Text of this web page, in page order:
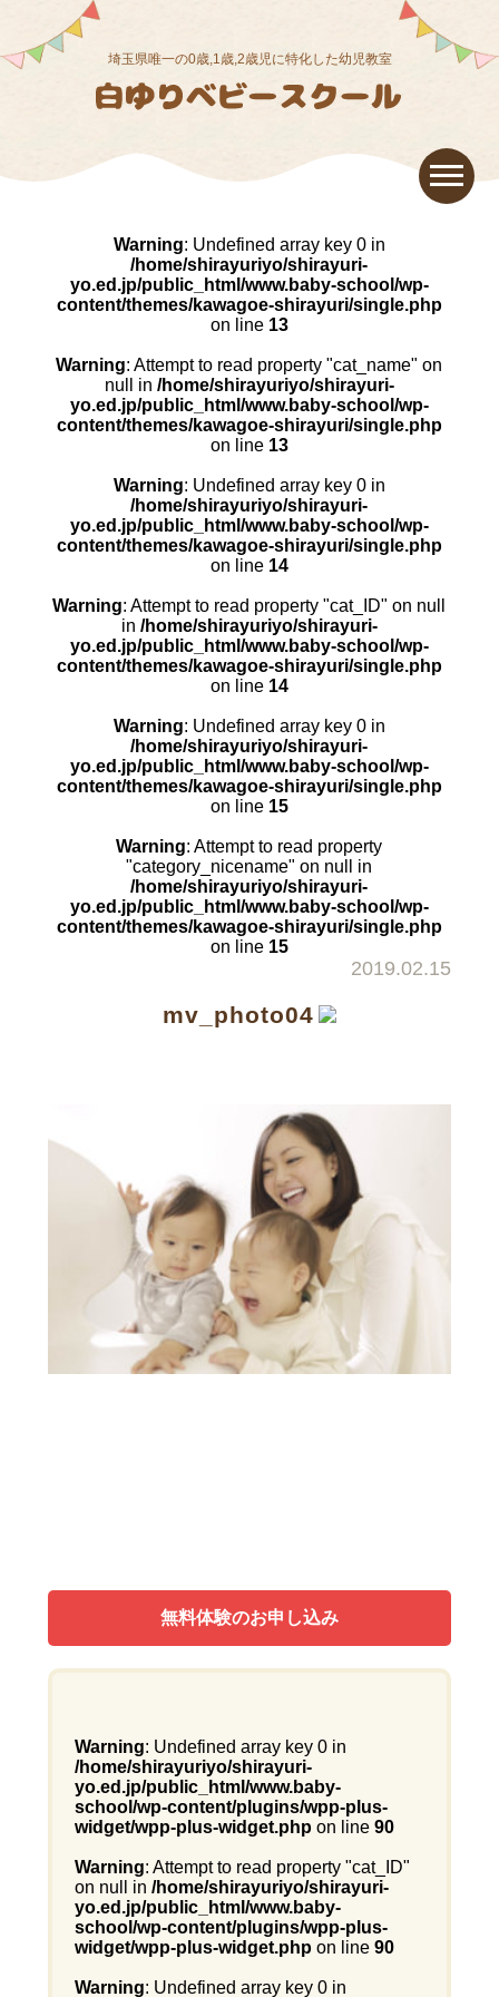
埼玉県唯一の0歳,1歳,2歳児に特化した幼児教室
Warning: Undefined array key 0 in
/home/shirayuriyo/shirayuri-
yo.ed.jp/public_html/www.baby-school/wp-
content/themes/kawagoe-shirayuri/single.php
on line 13
Warning: Attempt to read property "cat_name" on
null in /home/shirayuriyo/shirayuri-
yo.ed.jp/public_html/www.baby-school/wp-
content/themes/kawagoe-shirayuri/single.php
on line 13
Warning: Undefined array key 0 in
/home/shirayuriyo/shirayuri-
yo.ed.jp/public_html/www.baby-school/wp-
content/themes/kawagoe-shirayuri/single.php
on line 14
Warning: Attempt to read property "cat_ID" on null
in /home/shirayuriyo/shirayuri-
yo.ed.jp/public_html/www.baby-school/wp-
content/themes/kawagoe-shirayuri/single.php
on line 14
Warning: Undefined array key 0 in
/home/shirayuriyo/shirayuri-
yo.ed.jp/public_html/www.baby-school/wp-
content/themes/kawagoe-shirayuri/single.php
on line 15
Warning: Attempt to read property
"category_nicename" on null in
/home/shirayuriyo/shirayuri-
yo.ed.jp/public_html/www.baby-school/wp-
content/themes/kawagoe-shirayuri/single.php
on line 15
2019.02.15
mv_photo04
無料体験のお申し込み
Warning: Undefined array key 0 in
/home/shirayuriyo/shirayuri-
yo.ed.jp/public_html/www.baby-
school/wp-content/plugins/wpp-plus-
widget/wpp-plus-widget.phpon line 90
Warning: Attempt to read property "cat_ID"
on null in /home/shirayuriyo/shirayuri-
yo.ed.jp/public_html/www.baby-
school/wp-content/plugins/wpp-plus-
widget/wpp-plus-widget.phpon line 90
Warning: Undefined array key 0 in